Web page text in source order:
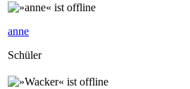
anne
Schüler